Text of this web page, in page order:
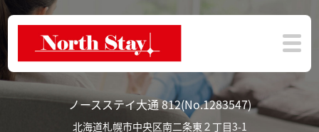
ノースステイ大通 812(No.1283547)
北海道札幌市中央区南二条東２丁目3-1